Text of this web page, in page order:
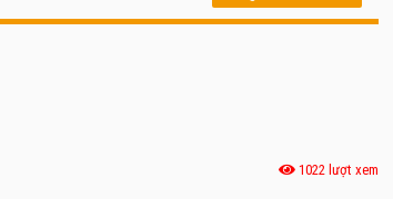
1022 lượt xem